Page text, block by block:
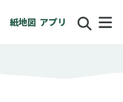
紙地図 アプリ